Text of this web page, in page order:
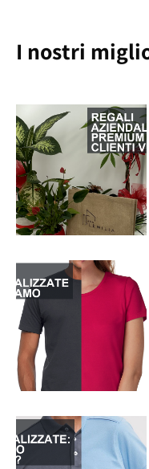
I nostri